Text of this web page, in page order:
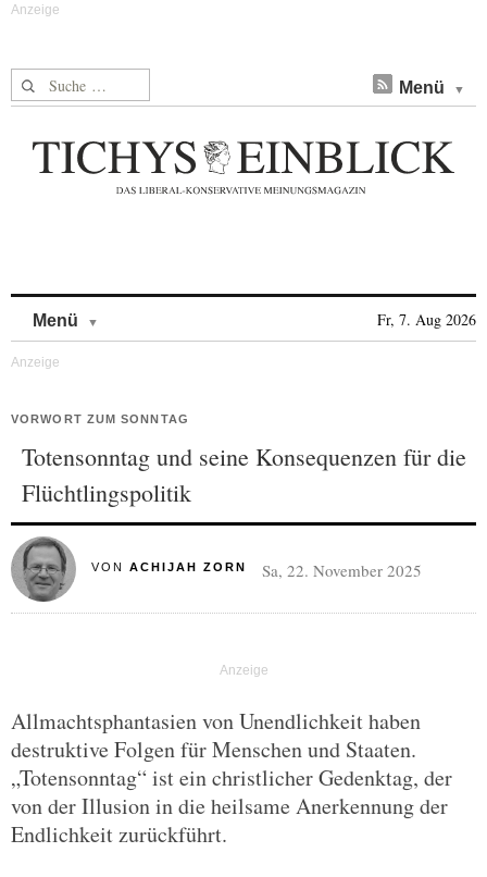
Suche nach: Menü
Menü Fr, 7. Aug 2026
VORWORT ZUM SONNTAG
Totensonntag und seine Konsequenzen für die
Flüchtlingspolitik
VON ACHIJAH ZORN Sa, 22. November 2025
Allmachtsphantasien von Unendlichkeit haben
destruktive Folgen für Menschen und Staaten.
„Totensonntag“ ist ein christlicher Gedenktag, der
von der Illusion in die heilsame Anerkennung der
Endlichkeit zurückführt.